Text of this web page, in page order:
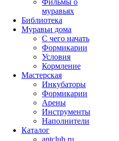
Фильмы о
муравьях
Библиотека
Муравьи дома
С чего начать
Формикарии
Условия
Кормление
Мастерская
Инкубаторы
Формикарии
Арены
Инструменты
Наполнители
Каталог
antclub.ru